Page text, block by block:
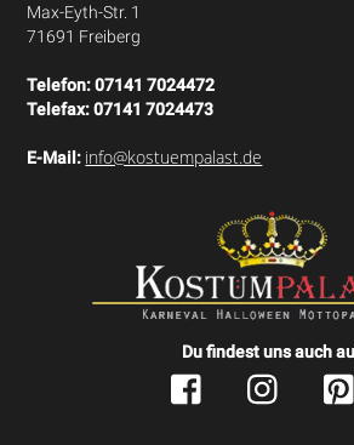
Max-Eyth-Str. 1
71691 Freiberg
Telefon:07141 7024472
Telefax:07141 7024473
E-Mail: info@kostuempalast.de
Du findest uns auch